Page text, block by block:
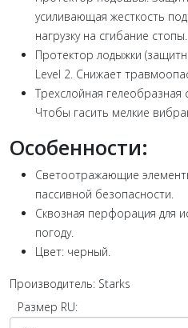
усиливающая жесткость
нагрузку на сгибание стопы.
Протектор лодыжки
Level 2. Снижает
Трехслойная гелеобразная
Чтобы гасить мелкие
Особенности:
Светоотражающие
пассивной безопасности.
Сквозная перфорация для
погоду.
Цвет: черный.
Производитель: Starks
Размер RU: